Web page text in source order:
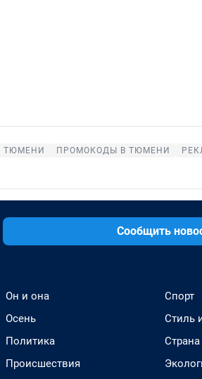
ТЮМЕНИ ПРОМОКОДЫ В ТЮМЕНИ
Сообщить
Он и она
Осень
Политика
Происшествия
Спорт
Стиль